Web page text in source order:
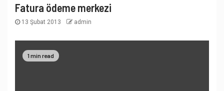
Fatura ödeme merkezi
13 Şubat 2013 admin
1 min read